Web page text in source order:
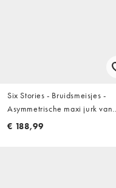
Six Stories - Bruidsmeisjes -
Asymmetrische maxi jurk van
crèpe met gedrapeerde halslijn
€ 188,99